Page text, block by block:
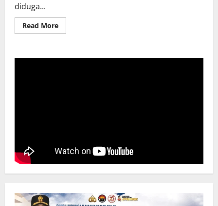
diduga...
Read MoreRead
more
Diri,